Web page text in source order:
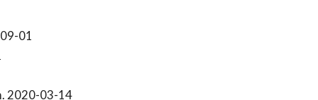
01
2020-03-14